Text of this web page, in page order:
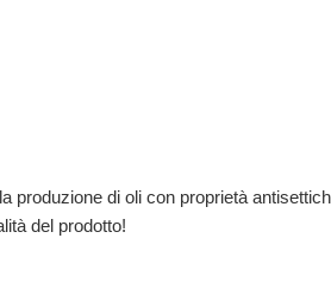
di oli con proprietà
del prodotto!